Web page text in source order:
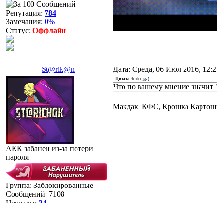
Репутация: 784
Замечания: 0%
Статус: Оффлайн
St@rik@n Дата: Среда, 06 Июл 2016,
АКК забанен из-за потери
пароля
Группа: Заблокированные
Сообщений: 7108
Цитата 4ork ( )
Что по вашему мнение значит
Макдак, КФС, Крошка